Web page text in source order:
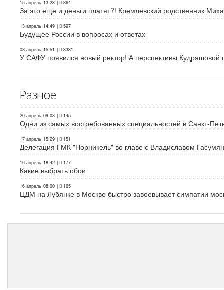
15 апрель 13:23 | 864
За это еще и деньги платят?! Кремлевский родственник
13 апрель 14:49 | 597
Будущее России в вопросах и ответах
08 апрель 15:51 | 3331
У САФУ появился новый ректор! А перспективы Кудряшовой
Разное
20 апрель 09:08 | 145
Одни из самых востребованных специальностей в Санкт-
17 апрель 15:29 | 151
Делегация ГМК "Норникель" во главе с Владиславом
16 апрель 18:42 | 177
Какие выбрать обои
16 апрель 08:00 | 165
ЦДМ на Лубянке в Москве быстро завоевывает симпатии